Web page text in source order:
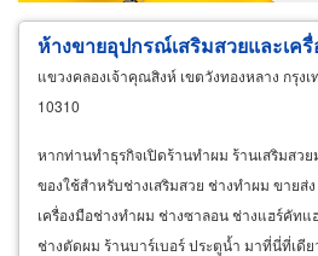
ห้างขายอุปกรณ์เสริมสวยและเค
แขวงคลองเจ้าคุณสิงห์ เขตวังทองหลาง กรุง
10310
หากท่านทำธุรกิจเปิดร้านทำผม ร้านเสริมสว
ของใช้สำหรับช่างเสริมสวย ช่างทำผม ขายส่
เครื่องมือช่างทำผม ช่างซาลอน ช่างแฮร์คัท
ช่างตัดผม ร้านบาร์เบอร์ ประตูน้ำ มาที่นี่ที่เดี